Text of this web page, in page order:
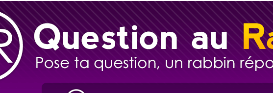
12 nouvelles musiques dans Torah-Box Music
30 personnes viennent de faire un don pour Sauvez la jambe de Yohan
Il reste 49 places pour étudier en groupe sur Zoom
2 personnes viennent de nous rejoindre sur WhatsApp
2 nouvelles musiques dans Torah-Box Music